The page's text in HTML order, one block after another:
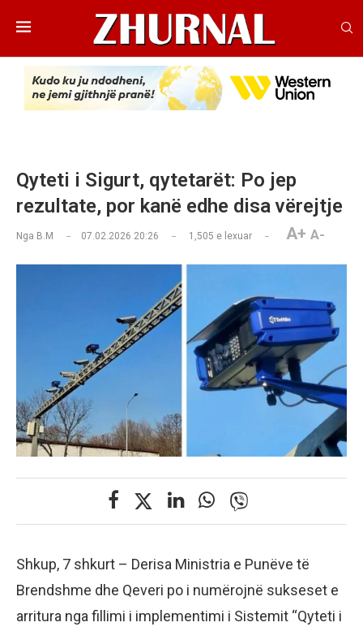
Qyteti i Sigurt, qytetarët: Po jep
rezultate, por kanë edhe disa vërejtje
Nga B.M 07.02.2026 20:26 1,505 e lexuar A+ A-
Shkup, 7 shkurt – Derisa Ministria e Punëve të
Brendshme dhe Qeveri po i numërojnë sukseset e
arritura nga fillimi i implementimi i Sistemit “Qyteti i